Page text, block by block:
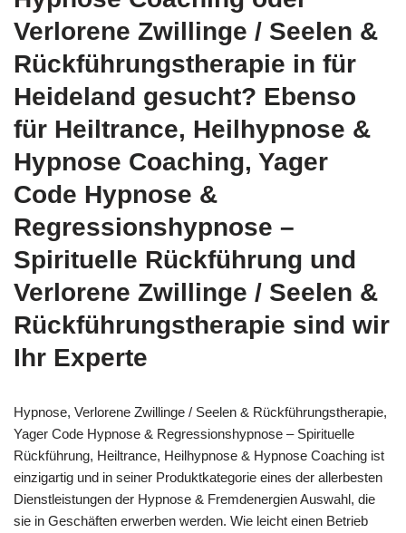
Verlorene Zwillinge / Seelen &
Rückführungstherapie in für
Heideland gesucht? Ebenso
für Heiltrance, Heilhypnose &
Hypnose Coaching, Yager
Code Hypnose &
Regressionshypnose –
Spirituelle Rückführung und
Verlorene Zwillinge / Seelen &
Rückführungstherapie sind wir
Ihr Experte
Hypnose, Verlorene Zwillinge / Seelen & Rückführungstherapie,
Yager Code Hypnose & Regressionshypnose – Spirituelle
Rückführung, Heiltrance, Heilhypnose & Hypnose Coaching ist
einzigartig und in seiner Produktkategorie eines der allerbesten
Dienstleistungen der Hypnose & Fremdenergien Auswahl, die
sie in Geschäften erwerben werden. Wie leicht einen Betrieb